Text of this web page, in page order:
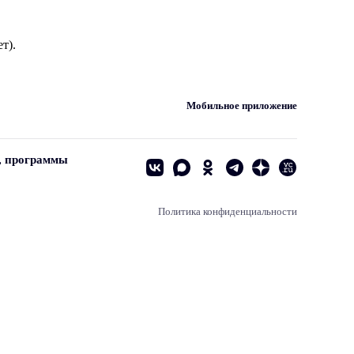
Мобильное приложение
программы
Политика конфиденциальности